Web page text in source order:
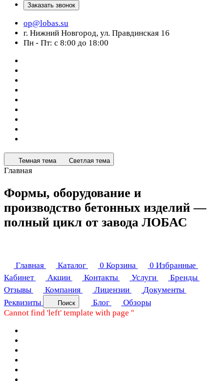
Заказать звонок
op@lobas.su
г. Нижний Новгород, ул. Правдинская 16
Пн - Пт: с 8:00 до 18:00
Темная тема Светлая тема
Главная
Формы, оборудование и
производство бетонных изделий —
полный цикл от завода ЛОБАС
Главная Каталог 0 Корзина 0 Избранные
Кабинет
Акции Контакты Услуги
Бренды
Отзывы
Компания Лицензии
Документы
Реквизиты
Поиск Блог
Обзоры
Cannot find 'left' template with page ''